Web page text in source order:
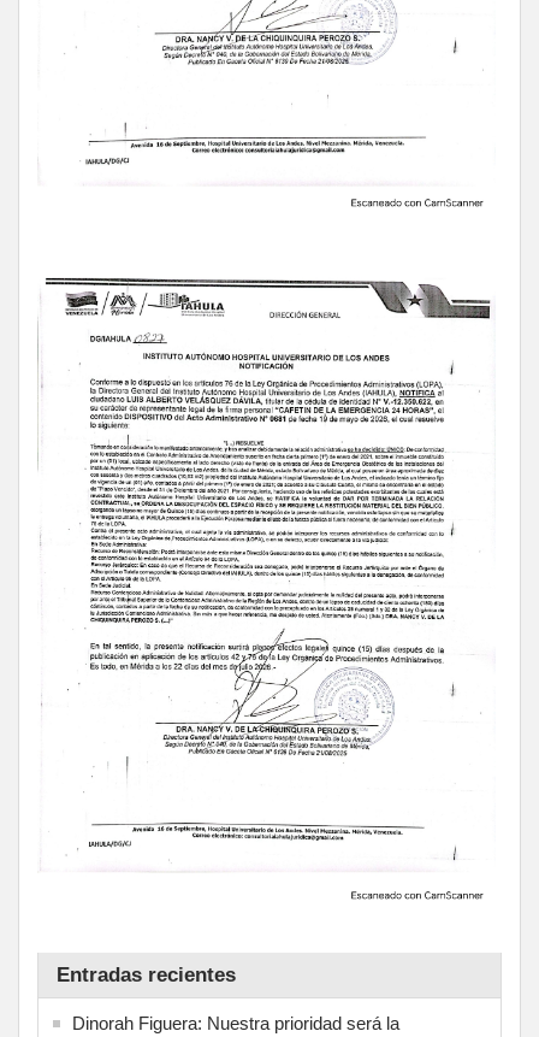
Entradas recientes
Dinorah Figuera: Nuestra prioridad será la